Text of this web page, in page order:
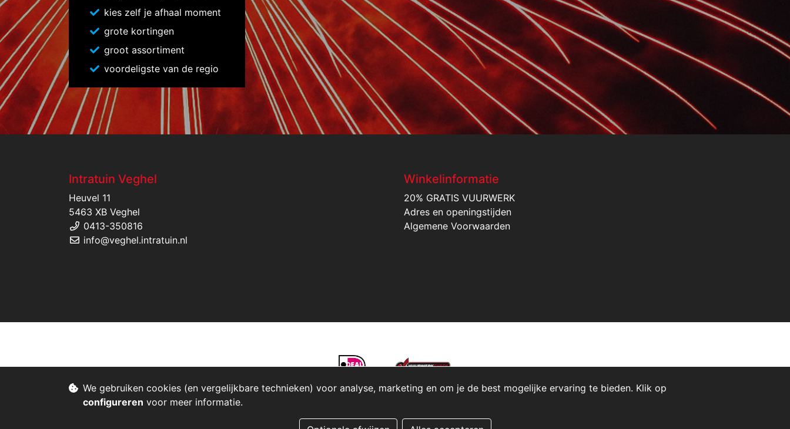
kies zelf je afhaal moment
grote kortingen
groot assortiment
voordeligste van de regio
We gebruiken cookies (en vergelijkbare technieken) voor analyse, marketing en om je de best mogelijke ervaring te bieden. Klik op
configureren voor meer informatie.
Intratuin Veghel
Heuvel 11
5463 XB Veghel
0413-350816
info@veghel.intratuin.nl
Winkelinformatie
20% GRATIS VUURWERK
Adres en openingstijden
Algemene Voorwaarden